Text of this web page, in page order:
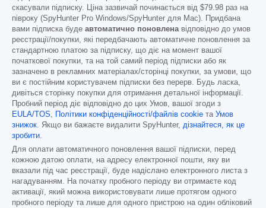
скасували підписку. Ціна зазвичай починається від $79.98 раз на
півроку (SpyHunter Pro Windows/SpyHunter для Mac). Придбана
вами підписка буде автоматично поновленавідповідно до умов
реєстрації/покупки, які передбачають автоматичне поновлення за
стандартною платою за підписку, що діє на момент вашої
початкової покупки, та на той самий період підписки або як
зазначено в рекламних матеріалах/сторінці покупки, за умови, що
ви є постійним користувачем підписки без перерв. Будь ласка,
дивіться сторінку покупки для отримання детальної інформації.
Пробний період діє відповідно до цих Умов, вашої згоди з
EULA/TOS, Політики конфіденційності/файлів cookie та Умов
знижок. Якщо ви бажаєте видалити SpyHunter, дізнайтеся, як це
зробити.
Для оплати автоматичного поновлення вашої підписки, перед
кожною датою оплати, на адресу електронної пошти, яку ви
вказали під час реєстрації, буде надіслано електронного листа з
нагадуванням. На початку пробного періоду ви отримаєте код
активації, який можна використовувати лише протягом одного
пробного періоду та лише для одного пристрою на один обліковий